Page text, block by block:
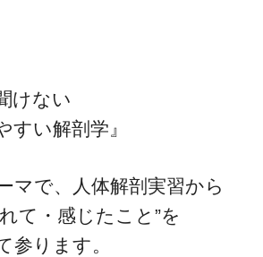
けない
い解剖学』
マで、人体解剖実習から
て・感じたこと”を
参ります。